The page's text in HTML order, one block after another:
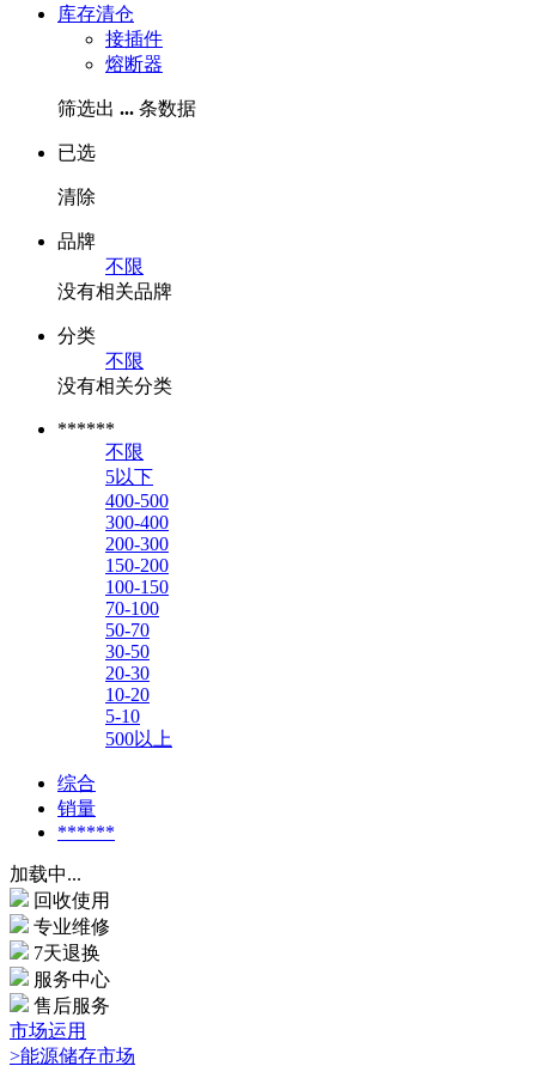
库存清仓
接插件
熔断器
筛选出 ... 条数据
已选
清除
品牌
不限
没有相关品牌
分类
不限
没有相关分类
******
不限
5以下
400-500
300-400
200-300
150-200
100-150
70-100
50-70
30-50
20-30
10-20
5-10
500以上
综合
销量
******
加载中...
回收使用
专业维修
7天退换
服务中心
售后服务
市场运用
>能源储存市场